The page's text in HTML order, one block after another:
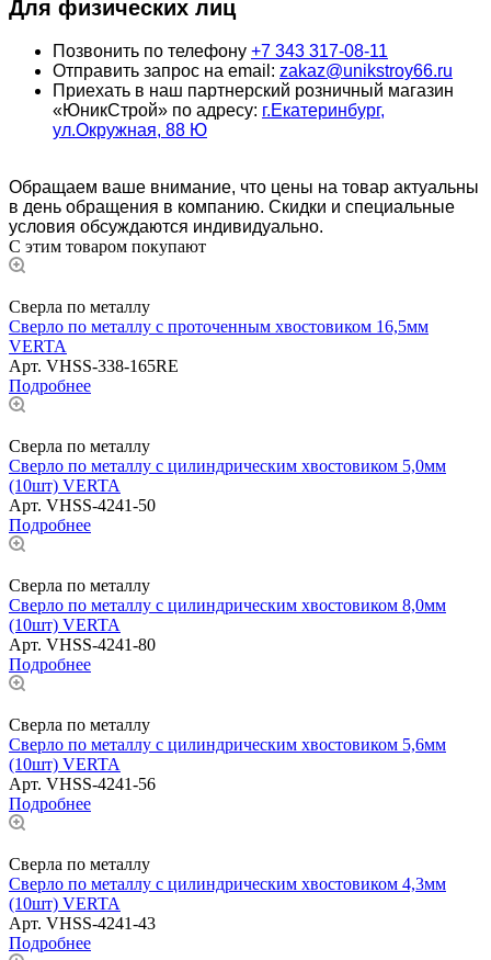
Для физических лиц
Позвонить по телефону +7 343 317-08-11
Отправить запрос на email: zakaz@unikstroy66.ru
Приехать в наш партнерский розничный магазин
«ЮникСтрой» по адресу: г.Екатеринбург,
ул.Окружная, 88 Ю
Обращаем ваше внимание, что цены на товар актуальны
в день обращения в компанию. Скидки и специальные
условия обсуждаются индивидуально.
С этим товаром покупают
Сверла по металлу
Сверло по металлу с проточенным хвостовиком 16,5мм
VERTA
Арт. VHSS-338-165RE
Подробнее
Сверла по металлу
Сверло по металлу с цилиндрическим хвостовиком 5,0мм
(10шт) VERTA
Арт. VHSS-4241-50
Подробнее
Сверла по металлу
Сверло по металлу с цилиндрическим хвостовиком 8,0мм
(10шт) VERTA
Арт. VHSS-4241-80
Подробнее
Сверла по металлу
Сверло по металлу с цилиндрическим хвостовиком 5,6мм
(10шт) VERTA
Арт. VHSS-4241-56
Подробнее
Сверла по металлу
Сверло по металлу с цилиндрическим хвостовиком 4,3мм
(10шт) VERTA
Арт. VHSS-4241-43
Подробнее